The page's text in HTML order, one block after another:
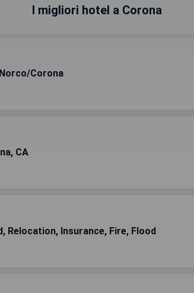
I migliori hotel a Corona
Corona
CA
Relocation, Insurance, Fire, Flood